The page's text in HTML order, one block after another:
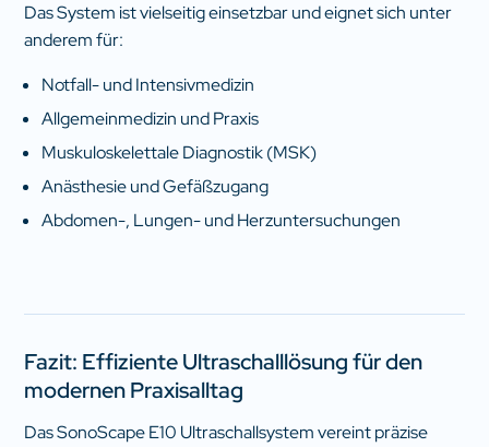
Das System ist vielseitig einsetzbar und eignet sich unter
anderem für:
Notfall- und Intensivmedizin
Allgemeinmedizin und Praxis
Muskuloskelettale Diagnostik (MSK)
Anästhesie und Gefäßzugang
Abdomen-, Lungen- und Herzuntersuchungen
Fazit: Effiziente Ultraschalllösung für den
modernen Praxisalltag
Das SonoScape E10 Ultraschallsystem vereint präzise